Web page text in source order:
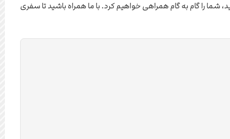
شما را گام به گام همراهی خواهیم کرد. با ما همراه باشید تا سفری